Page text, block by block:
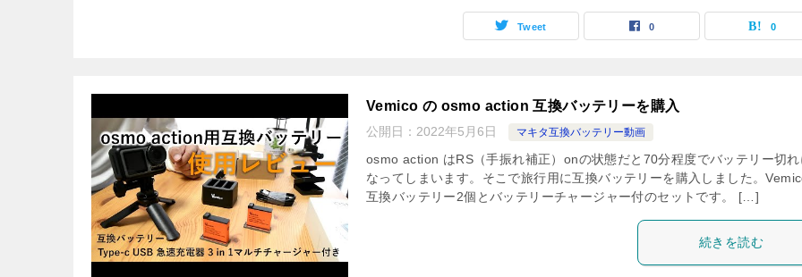
Tweet 0 0
Vemico の osmo action 互換バッテリーを購入
公開日： 2022年5月6日 マキタ互換バッテリー動画
osmo action はRS（手振れ補正）onの状態だと70分程度でバッテリー切れ
なってしまいます。そこで旅行用に互換バッテリーを購入しました。
互換バッテリー2個とバッテリーチャージャー付のセットです。 […]
続きを読む